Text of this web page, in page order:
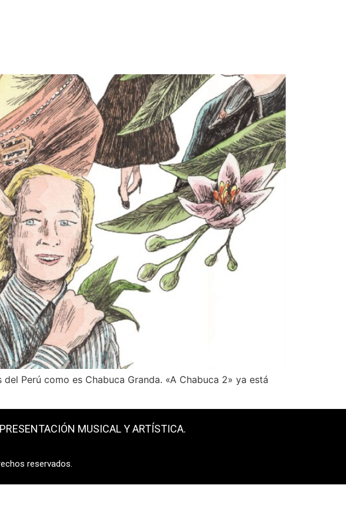
Perú como es Chabuca Granda. «A Chabuca 2» ya está
MUSICAL Y ARTÍSTICA.
reservados.